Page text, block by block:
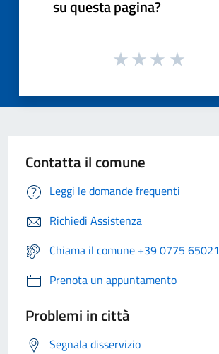
su questa pagina?
Contatta il comune
Leggi le domande frequenti
Richiedi Assistenza
Chiama il comune +39 0775 65021
Prenota un appuntamento
Problemi in città
Segnala disservizio